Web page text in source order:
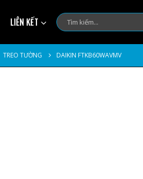
LIÊN KẾT
TREO TƯỜNG DAIKIN FTKB60WAVMV